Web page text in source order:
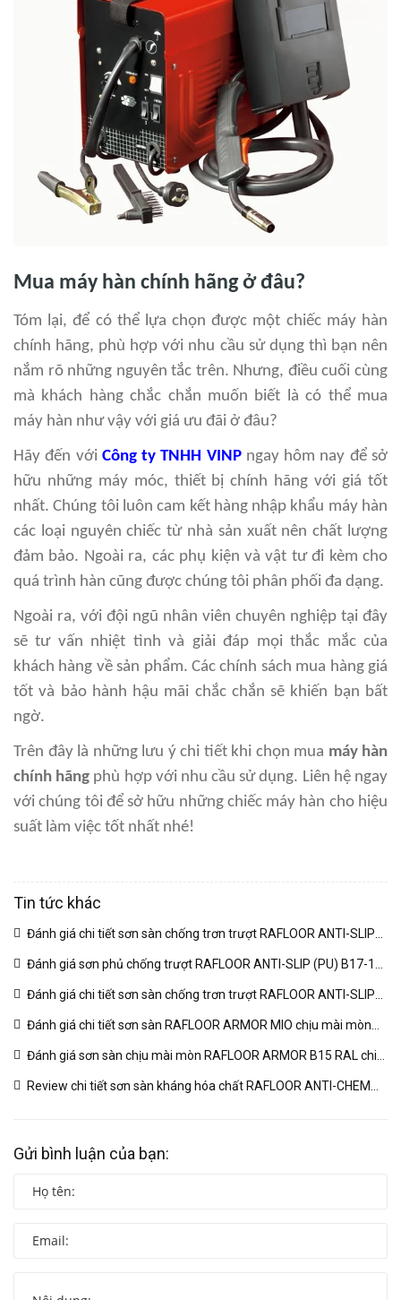
Mua máy hàn chính hãng ở đâu?
Tóm lại, để có thể lựa chọn được một chiếc máy hàn
chính hãng, phù hợp với nhu cầu sử dụng thì bạn nên
nắm rõ những nguyên tắc trên. Nhưng, điều cuối cùng
mà khách hàng chắc chắn muốn biết là có thể mua
máy hàn như vậy với giá ưu đãi ở đâu?
Hãy đến với Công ty TNHH VINPngay hôm nay để sở
hữu những máy móc, thiết bị chính hãng với giá tốt
nhất. Chúng tôi luôn cam kết hàng nhập khẩu máy hàn
các loại nguyên chiếc từ nhà sản xuất nên chất lượng
đảm bảo. Ngoài ra, các phụ kiện và vật tư đi kèm cho
quá trình hàn cũng được chúng tôi phân phối đa dạng.
Ngoài ra, với đội ngũ nhân viên chuyên nghiệp tại đây
sẽ tư vấn nhiệt tình và giải đáp mọi thắc mắc của
khách hàng về sản phẩm. Các chính sách mua hàng giá
tốt và bảo hành hậu mãi chắc chắn sẽ khiến bạn bất
ngờ.
Trên đây là những lưu ý chi tiết khi chọn mua máy hàn
chính hãng phù hợp với nhu cầu sử dụng. Liên hệ ngay
với chúng tôi để sở hữu những chiếc máy hàn cho hiệu
suất làm việc tốt nhất nhé!
Tin tức khác
Đánh giá chi tiết sơn sàn chống trơn trượt RAFLOOR ANTI-SLIP
MIO B18 RAL | VINP
(04/03/2026)
Đánh giá sơn phủ chống trượt RAFLOOR ANTI-SLIP (PU) B17-1
RAL chuyên sâu | VINP
(04/03/2026)
Đánh giá chi tiết sơn sàn chống trơn trượt RAFLOOR ANTI-SLIP
B17 RAL | VINP
Đánh giá chi tiết sơn sàn RAFLOOR ARMOR MIO chịu mài mòn
Đánh giá sơn sàn chịu mài mòn RAFLOOR ARMOR B15 RAL chi
(04/03/2026)
Review chi tiết sơn sàn kháng hóa chất RAFLOOR ANTI-CHEM
Gửi bình luận của bạn: